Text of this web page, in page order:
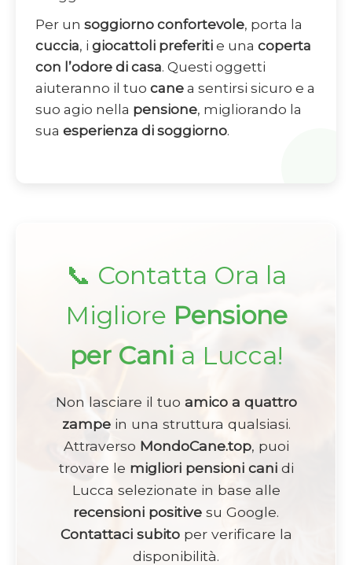
Per un soggiorno confortevole, porta la
cuccia, i giocattoli preferiti e una coperta
con l’odore di casa. Questi oggetti
aiuteranno il tuo cane a sentirsi sicuro e a
suo agio nella pensione, migliorando la
sua esperienza di soggiorno.
📞 Contatta Ora la
Migliore Pensione
per Cani a Lucca!
Non lasciare il tuo amico a quattro
zampein una struttura qualsiasi.
Attraverso MondoCane.top, puoi
trovare le migliori pensioni canidi
Lucca selezionate in base alle
recensioni positive su Google.
Contattaci subitoper verificare la
disponibilità.